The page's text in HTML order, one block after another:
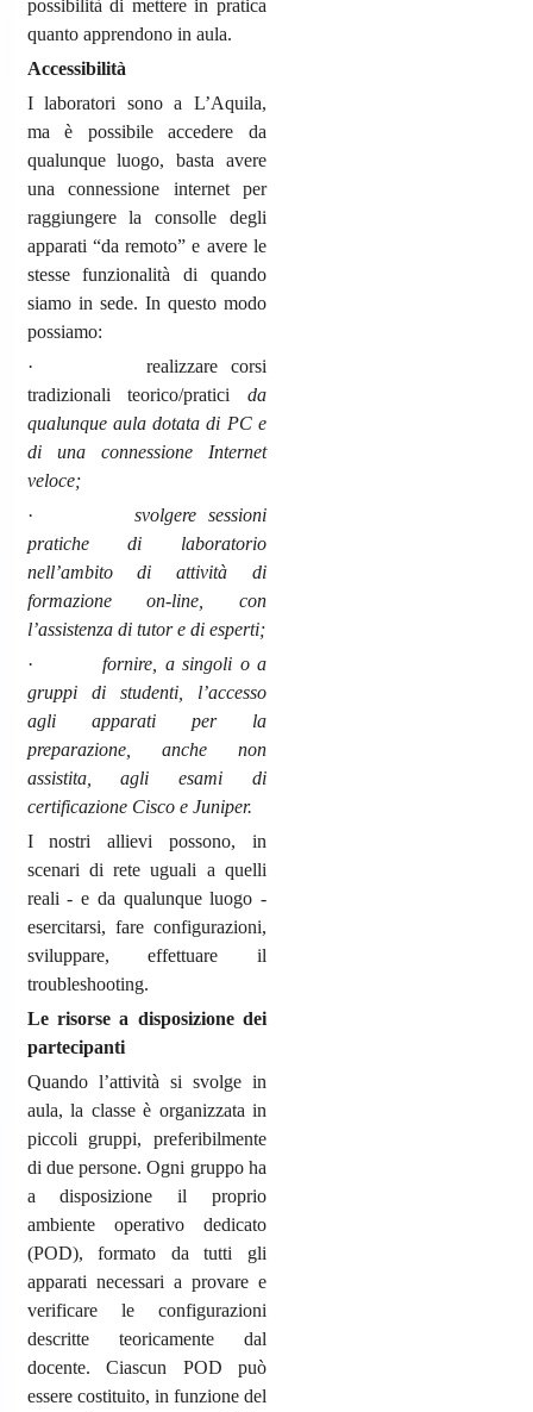
possibilità di mettere in pratica
quanto apprendono in aula.
Accessibilità
I laboratori sono a L’Aquila,
ma è possibile accedere da
qualunque luogo, basta avere
una connessione internet per
raggiungere la consolle degli
apparati “da remoto” e avere le
stesse funzionalità di quando
siamo in sede. In questo modo
possiamo:
· realizzare corsi
tradizionali teorico/pratici da
qualunque aula dotata di PC e
di una connessione Internet
veloce;
·svolgere sessioni
pratiche di laboratorio
nell’ambito di attività di
formazione on-line, con
l’assistenza di tutor e di esperti;
· fornire, a singoli o a
gruppi di studenti, l’accesso
agli apparati per la
preparazione, anche non
assistita, agli esami di
certificazione Cisco e Juniper.
I nostri allievi possono, in
scenari di rete uguali a quelli
reali - e da qualunque luogo -
esercitarsi, fare configurazioni,
sviluppare, effettuare il
troubleshooting.
Le risorse a disposizione dei
partecipanti
Quando l’attività si svolge in
aula, la classe è organizzata in
piccoli gruppi, preferibilmente
di due persone. Ogni gruppo ha
a disposizione il proprio
ambiente operativo dedicato
(POD), formato da tutti gli
apparati necessari a provare e
verificare le configurazioni
descritte teoricamente dal
docente. Ciascun POD può
essere costituito, in funzione del